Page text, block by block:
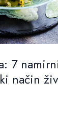
7
način